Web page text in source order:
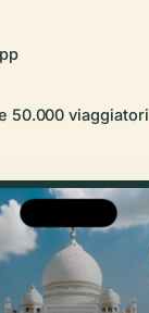
50.000 viaggiatori